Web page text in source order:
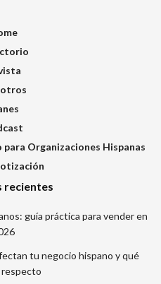
Organizaciones Hispanas
recientes
guía práctica para vender en
tu negocio hispano y qué
respecto